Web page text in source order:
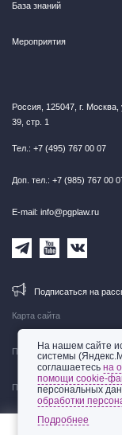
Карта сайта
Правовая информация
Политика обработки
База знаний
Мероприятия
Россия, 125047, г.
39, стр. 1
Тел.: +7 (495) 767 00 07
Доп. тел.: +7 (985) 767 00
E-mail: info@pgplaw.ru
Подписаться на
© 2002-2026 ООО
На нашем сайте
системы
соглашаетесьна
помощи cookie-
персональных
обработки
Подробнее